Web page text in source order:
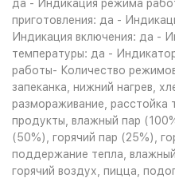
да - Индикация режима
приготовления: да -
Индикация включения: да -
температуры: да -
работы- Количество
запеканка, нижний нагрев,
размораживание,
продукты, влажный пар
(50%), горячий пар (25%),
поддержание тепла,
горячий воздух, пицца,